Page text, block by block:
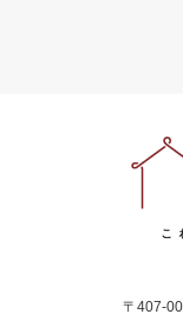
〒407-